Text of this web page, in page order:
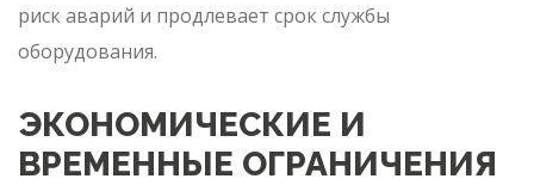
риск аварий и продлевает срок службы
оборудования.
ЭКОНОМИЧЕСКИЕ И
ВРЕМЕННЫЕ ОГРАНИЧЕНИЯ